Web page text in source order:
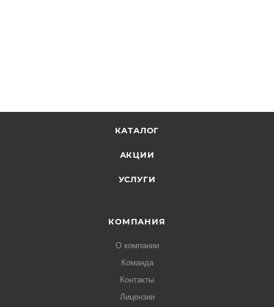
КАТАЛОГ
АКЦИИ
УСЛУГИ
КОМПАНИЯ
О компании
Команда
Контакты
Лицензии